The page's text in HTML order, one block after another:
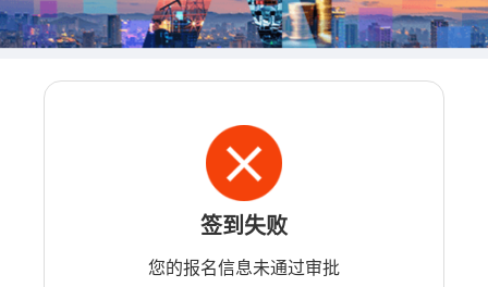
签到失败
您的报名信息未通过审批